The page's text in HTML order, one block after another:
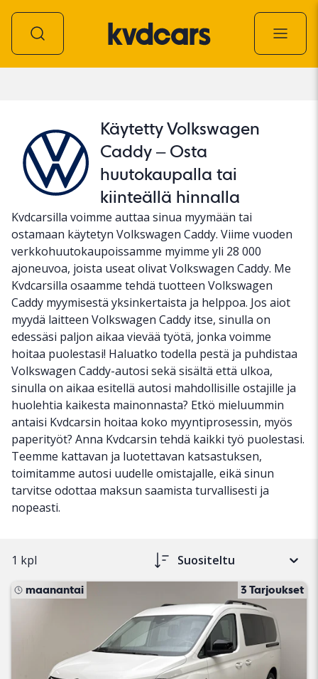
Käytetty Volkswagen
Caddy – Osta
huutokaupalla tai
kiinteällä hinnalla
Kvdcarsilla voimme auttaa sinua myymään tai
ostamaan käytetyn Volkswagen Caddy. Viime vuoden
verkkohuutokaupoissamme myimme yli 28 000
ajoneuvoa, joista useat olivat Volkswagen Caddy. Me
Kvdcarsilla osaamme tehdä tuotteen Volkswagen
Caddy myymisestä yksinkertaista ja helppoa. Jos aiot
myydä laitteen Volkswagen Caddy itse, sinulla on
edessäsi paljon aikaa vievää työtä, jonka voimme
hoitaa puolestasi! Haluatko todella pestä ja puhdistaa
Volkswagen Caddy-autosi sekä sisältä että ulkoa,
sinulla on aikaa esitellä autosi mahdollisille ostajille ja
huolehtia kaikesta mainonnasta? Etkö mieluummin
antaisi Kvdcarsin hoitaa koko myyntiprosessin, myös
paperityöt? Anna Kvdcarsin tehdä kaikki työ puolestasi.
Teemme kattavan ja luotettavan katsastuksen,
toimitamme autosi uudelle omistajalle, eikä sinun
tarvitse odottaa maksun saamista turvallisesti ja
nopeasti.
1 kpl Suositeltu
maanantai 3 Tarjoukset